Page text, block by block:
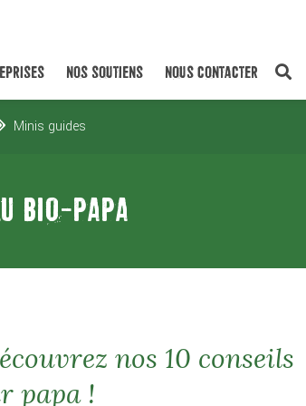
NOS SOUTIENS NOUS CONTACTER
Minis guides
BIO-PAPA
nos 10 conseils
papa !